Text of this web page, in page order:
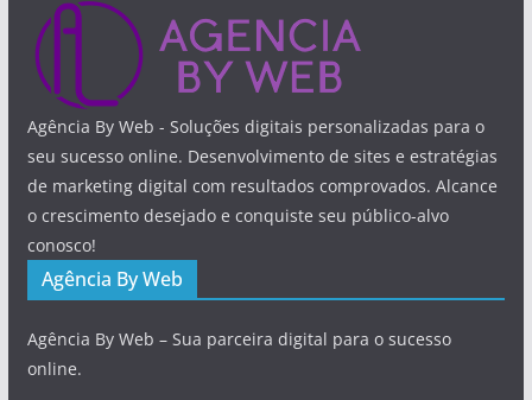
Agência By Web - Soluções digitais personalizadas para o
seu sucesso online. Desenvolvimento de sites e estratégias
de marketing digital com resultados comprovados. Alcance
o crescimento desejado e conquiste seu público-alvo
conosco!
Agência By Web
Agência By Web – Sua parceira digital para o sucesso
online.